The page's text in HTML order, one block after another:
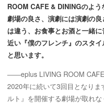
ROOM CAFE & DININGのよ
劇場の良さ、演劇には演劇の
は違う、お食事とお酒と一緒
近い『僕のフレンチ』のスタ
と思います。
――eplus LIVING ROOM CAFE
2020年に続いて3回目となり
ルト』を開催する劇場が取れ